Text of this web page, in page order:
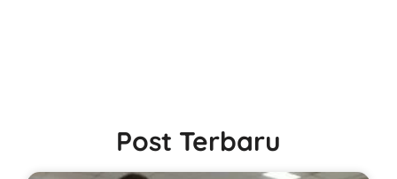
Post Terbaru